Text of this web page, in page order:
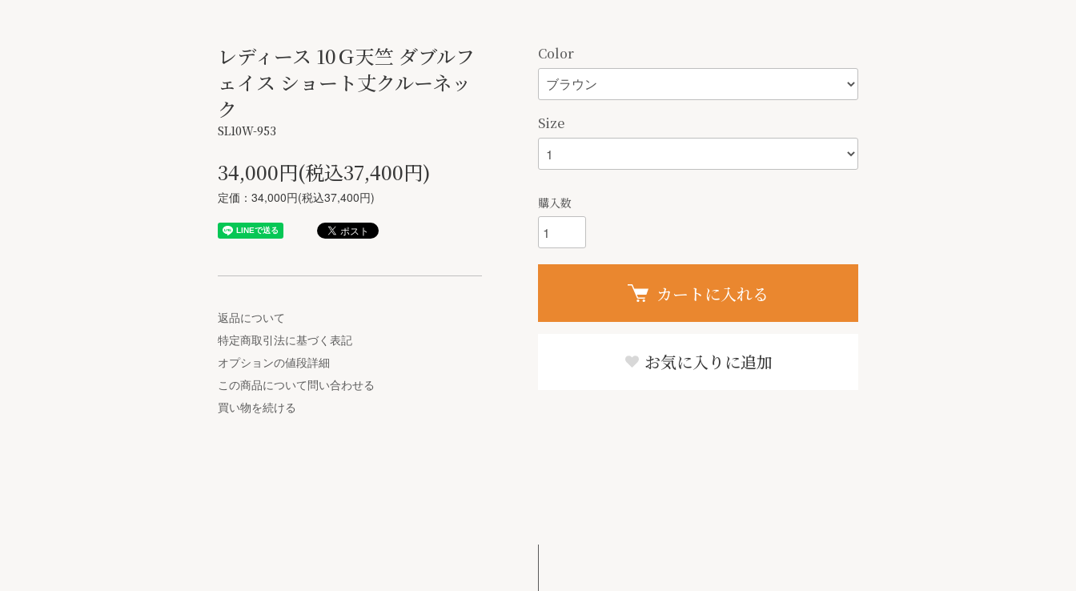
レディース 10Ｇ天竺 ダブルフ
ェイス ショート丈クルーネッ
ク
SL10W-953
34,000円(税込37,400円)
定価：34,000円(税込37,400円)
返品について
特定商取引法に基づく表記
オプションの値段詳細
この商品について問い合わせる
買い物を続ける
Color
Size
購入数
カートに入れる
お気に入りに追加